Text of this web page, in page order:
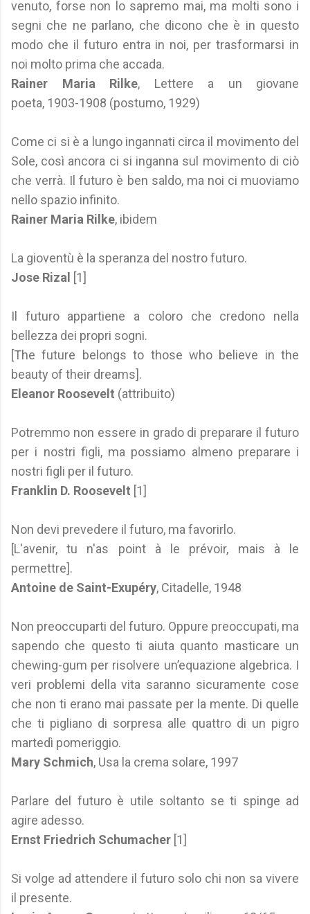
venuto, forse non lo sapremo mai, ma molti sono i
segni che ne parlano, che dicono che è in questo
modo che il futuro entra in noi, per trasformarsi in
noi molto prima che accada.
Rainer Maria Rilke, Lettere a un giovane
poeta, 1903-1908 (postumo, 1929)
Come ci si è a lungo ingannati circa il movimento del
Sole, così ancora ci si inganna sul movimento di ciò
che verrà. Il futuro è ben saldo, ma noi ci muoviamo
nello spazio infinito.
Rainer Maria Rilke, ibidem
La gioventù è la speranza del nostro futuro.
Jose Rizal
[1]
Il futuro appartiene a coloro che credono nella
bellezza dei propri sogni.
[The future belongs to those who believe in the
beauty of their dreams].
Eleanor Roosevelt (attribuito)
Potremmo non essere in grado di preparare il futuro
per i nostri figli, ma possiamo almeno preparare i
nostri figli per il futuro.
Franklin D. Roosevelt [1]
Non devi prevedere il futuro, ma favorirlo.
[L'avenir, tu n'as point à le prévoir, mais à le
permettre].
Antoine de Saint-Exupéry, Citadelle, 1948
Non preoccuparti del futuro. Oppure preoccupati, ma
sapendo che questo ti aiuta quanto masticare un
chewing-gum per risolvere un’equazione algebrica. I
veri problemi della vita saranno sicuramente cose
che non ti erano mai passate per la mente. Di quelle
che ti pigliano di sorpresa alle quattro di un pigro
martedì pomeriggio.
Mary Schmich, Usa la crema solare, 1997
Parlare del futuro è utile soltanto se ti spinge ad
agire adesso.
Ernst Friedrich Schumacher [1]
Si volge ad attendere il futuro solo chi non sa vivere
il presente.